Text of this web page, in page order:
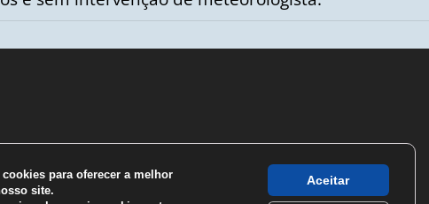
para oferecer a melhor
site.
Aceitar